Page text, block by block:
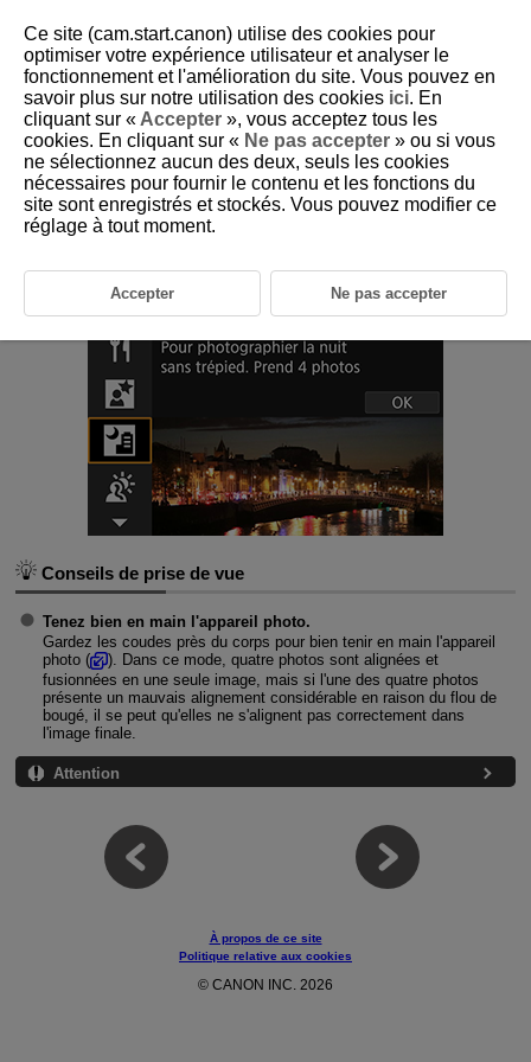
D180-040
Mode Scène de nuit à main levée
Le mode [ ] (Scène nuit main levée) permet la prise de vue à main
levée pour des scènes de nuit. Dans ce mode de prise de vue, quatre
Conseils de prise de vue
Tenez bien en main l'appareil photo.
Gardez les coudes près du corps pour bien tenir en main l'appareil
photo (
). Dans ce mode, quatre photos sont alignées et
fusionnées en une seule image, mais si l'une des quatre photos
présente un mauvais alignement considérable en raison du flou de
bougé, il se peut qu'elles ne s'alignent pas correctement dans
l'image finale.
Attention
À propos de ce site
Politique relative aux cookies
© CANON INC. 2026
Ce site (cam.start.canon) utilise des cookies pour
optimiser votre expérience utilisateur et analyser le
fonctionnement et l'amélioration du site. Vous pouvez en
savoir plus sur notre utilisation des cookies ici. En
cliquant sur « Accepter », vous acceptez tous les
cookies. En cliquant sur « Ne pas accepter » ou si vous
ne sélectionnez aucun des deux, seuls les cookies
nécessaires pour fournir le contenu et les fonctions du
site sont enregistrés et stockés. Vous pouvez modifier ce
réglage à tout moment.
Accepter Ne pas accepter